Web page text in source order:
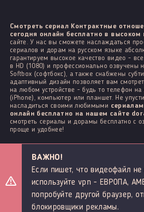
Смотреть сериал Контрактные
сегодня онлайн бесплатно в высоком
сайте. У нас вы сможете наслаждаться
сериалов и дорам на русском языке
гарантируем высокое качество видео -
в HD (1080) и профессионально озвучены
Softbox (софтбокс), а также снабжены
адаптивный дизайн позволяет вам
на любом устройстве - будь то телефон на
(iPhone), компьютер или планшет. Не
насладиться своими любимыми
онлайн бесплатно на нашем сайте
смотреть сериалы и дорамы бесплатно с
проще и удобнее!
ВАЖНО!
Если пишет, что видеофайл не
используйте vpn - ЕВРОПА,
попробуйте другой браузер,
блокировщики рекламы.